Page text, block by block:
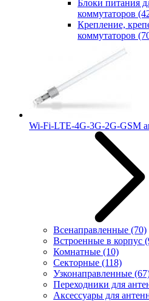
Блоки питания
коммутаторов
Крепление,
коммутаторов
Wi-Fi-LTE-4G-3G-2G-GSM
Всенаправленные (70)
Встроенные в корпус
Комнатные (10)
Секторные (118)
Узконаправленные
Переходники для
Аксессуары для